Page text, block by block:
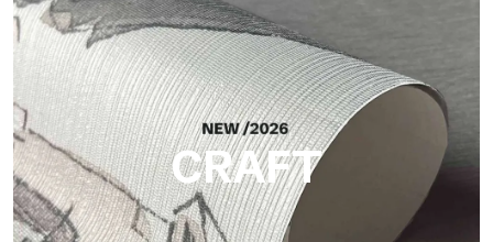
Silk
Helle und elegante Oberfläche mit feiner vertikaler Struktur,
die das Licht reflektiert und der Fläche Tiefe verleiht.
CRAFT